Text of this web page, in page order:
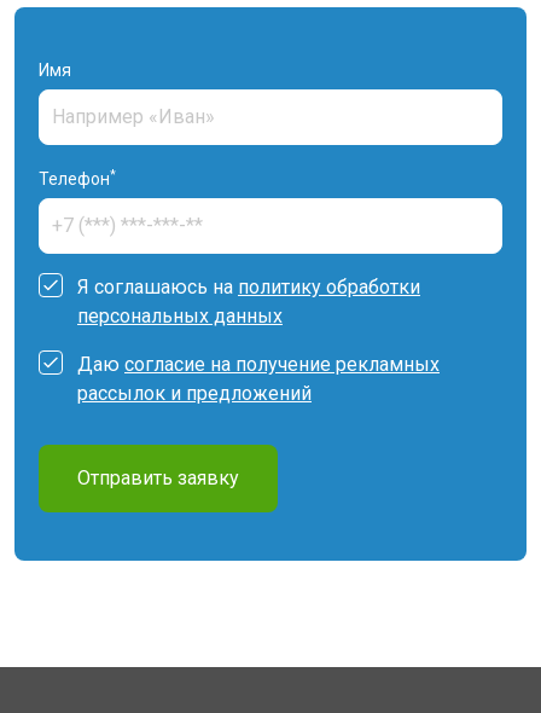
Имя
Телефон*
Я соглашаюсь на политику обработки
персональных данных
Даю согласие на получение рекламных
рассылок и предложений
Отправить заявку